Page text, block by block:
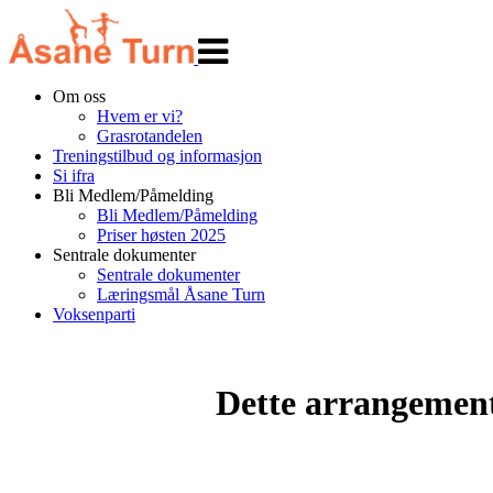
navigasjon
Om oss
Hvem er vi?
Grasrotandelen
Treningstilbud og informasjon
Si ifra
Bli Medlem/Påmelding
Bli Medlem/Påmelding
Priser høsten 2025
Sentrale dokumenter
Sentrale dokumenter
Læringsmål Åsane Turn
Voksenparti
Dette